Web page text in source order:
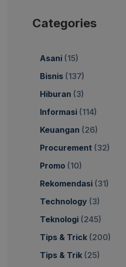
Categories
Asani (15)
Bisnis (137)
Hiburan (3)
Informasi (114)
Keuangan (26)
Procurement (32)
Promo (10)
Rekomendasi (31)
Technology (3)
Teknologi (245)
Tips & Trick (200)
Tips & Trik (25)